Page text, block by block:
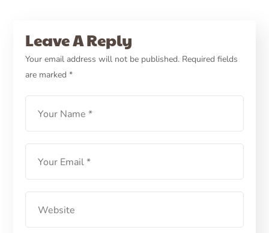
Manakah yang Lebih Baik?
Makanan Kering atau
Makanan Basah?
LEARN MORE
Leave A Reply
Your email address will not be published. Required fields
are marked*